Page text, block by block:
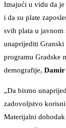
Imajući u vidu da
i da su plate
svih plata u javnom
unaprijediti
programu Gradske
demografije,
„Da bismo
zadovoljstvo
Materijalni